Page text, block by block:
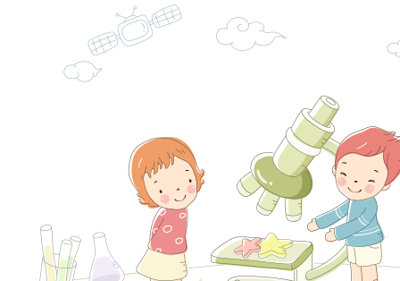
代愛在陪伴」、「親
時光」海報
礙者中小學生環保繪
訊
辦理115年原住民家
『原原』不絕－親子
桃園市大溪區田心國
理「桃園市115年度
職員及家長特教知能
轉知中華民國全國家
會（以下簡稱全家協
115年國民小學學生
明會」
轉知台中市身心障礙
協會辦理「臺中市第
之光身心障礙繪畫徵
展」活動
檢送國立臺南大學
視覺障礙學生儀表及
學研習」實施計畫(
「區域職業試探與體
心」、「自造教育及
轉知本市辦理「115